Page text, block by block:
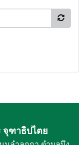
จุฑาธิปไตย